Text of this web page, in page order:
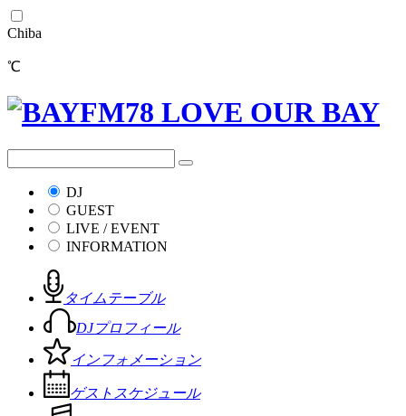
Chiba
℃
DJ
GUEST
LIVE / EVENT
INFORMATION
タイムテーブル
DJプロフィール
インフォメーション
ゲストスケジュール